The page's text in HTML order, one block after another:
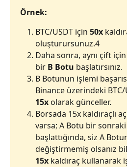
Örnek:
BTC/USDT için 50x
oluşturursunuz.4
Daha sonra, aynı çift
bir B Botu başlatırsınız.
B Botunun işlemi
Binance üzerindeki BTC/
15x olarak günceller.
Borsada 15x kaldıraçlı
varsa; A Botu bir
başlattığında, siz A
değiştirmemiş olsanız
15x kaldıraç kullanarak